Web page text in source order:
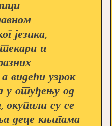
језика,
и
видећи узрок
у отуђењу од
су се
деце књигама